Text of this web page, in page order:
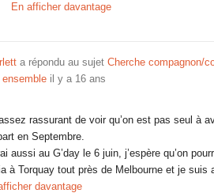
En afficher davantage
a répondu au sujet Cherche compagnon/
ensemble il y a 16 ans
rassurant de voir qu’on est pas seul à
en Septembre.
aussi au G’day le 6 juin, j’espère qu’on
à Torquay tout près de Melbourne et je
davantage